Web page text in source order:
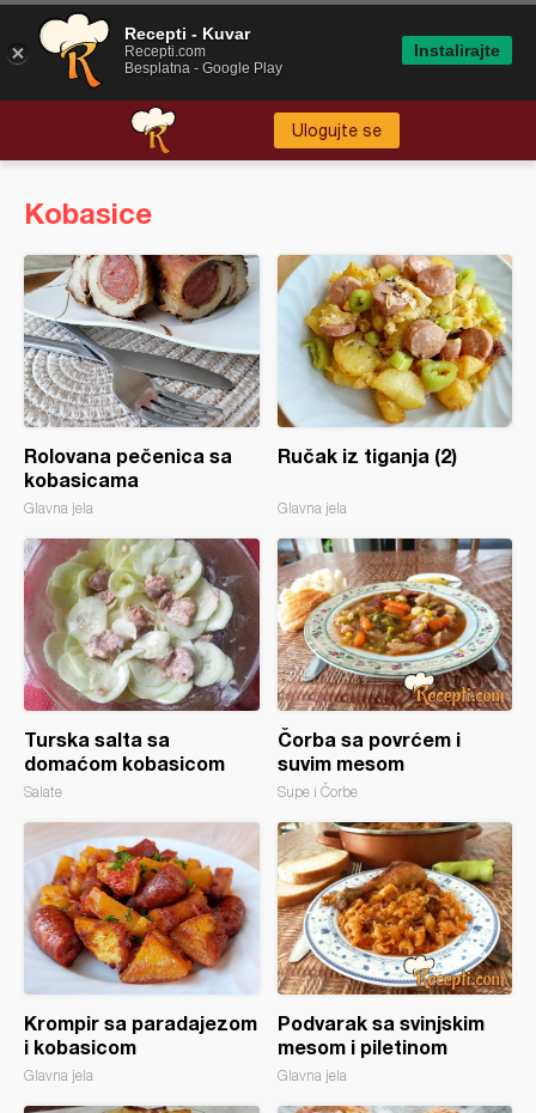
Ulogujte se
Kobasice
Rolovana pečenica sa
kobasicama
Glavna jela
Ručak iz tiganja (2)
Glavna jela
Turska salta sa
domaćom kobasicom
Salate
Čorba sa povrćem i
suvim mesom
Supe i Čorbe
Krompir sa paradajezom
i kobasicom
Glavna jela
Podvarak sa svinjskim
mesom i piletinom
Glavna jela
Recepti - Kuvar
Recepti.com
Besplatna - Google Play
Instalirajte